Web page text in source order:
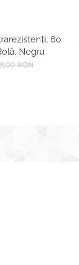
60
Negru
RON